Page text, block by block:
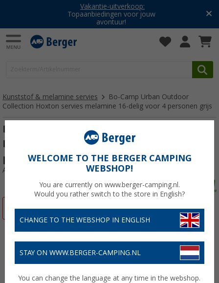
Vakantie-uitverkoop:
Topaanbiedingen voor jouw
avontuur!
Kunststof & melamine servies
Bo-Camp Urban Outdoor
Collection Hoxton servies melamine 16-delig voor 4 personen grijs
Bo-Camp Urban Outdoor Collection
Hoxton servies melamine 16-delig voor 4
personen grijs
Artikelnr: 846489
-15%
WELCOME TO THE BERGER CAMPING
WEBSHOP!
You are currently on www.berger-camping.nl.
Would you rather switch to the store in English?
CHANGE TO THE WEBSHOP IN ENGLISH
STAY ON WWW.BERGER-CAMPING.NL
You can change the language at any time in the webshop.